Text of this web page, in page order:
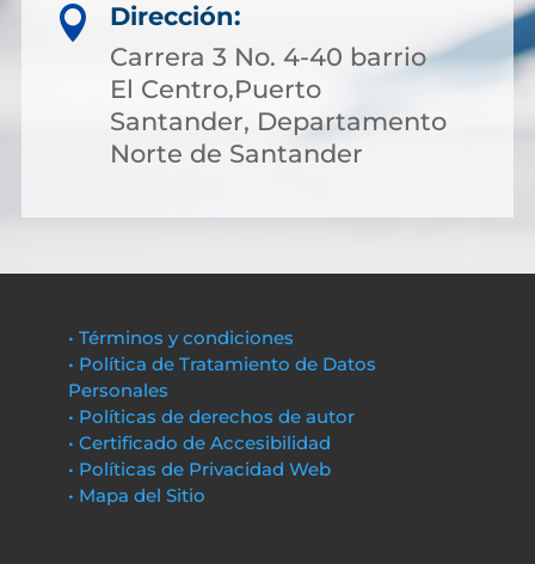

Dirección:
Carrera 3 No. 4-40 barrio
El Centro,Puerto
Santander, Departamento
Norte de Santander
• Términos y condiciones
• Política de Tratamiento de Datos
Personales
• Políticas de derechos de autor
• Certificado de Accesibilidad
• Políticas de Privacidad Web
• Mapa del Sitio